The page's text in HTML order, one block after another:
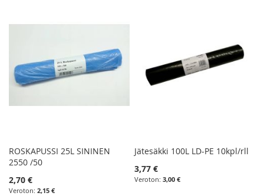
ROSKAPUSSI 25L SININEN
2550 /50
2,70 €
2,15 €
Jätesäkki 100L LD-PE 10kpl/rll
3,77 €
3,00 €